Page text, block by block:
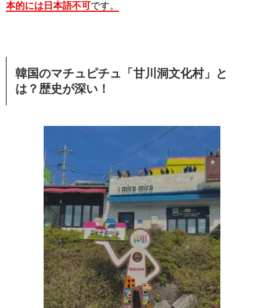
本的には日本語不可です。
韓国のマチュピチュ「甘川洞文化村」と
は？歴史が深い！